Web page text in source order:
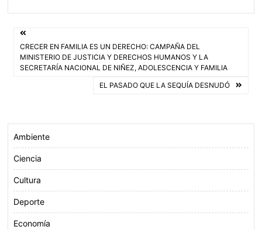
o
o
e
r
A
p
Navegación
de
CRECER EN FAMILIA ES UN DERECHO: CAMPAÑA DEL
MINISTERIO DE JUSTICIA Y DERECHOS HUMANOS Y LA
SECRETARÍA NACIONAL DE NIÑEZ, ADOLESCENCIA Y FAMILIA
EL PASADO QUE LA SEQUÍA DESNUDÓ
Ambiente
Ciencia
Cultura
Deporte
Economía